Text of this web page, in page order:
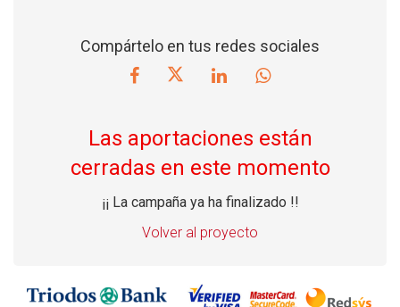
Compártelo en tus redes sociales
Las aportaciones están
cerradas en este momento
¡¡ La campaña ya ha finalizado !!
Volver al proyecto